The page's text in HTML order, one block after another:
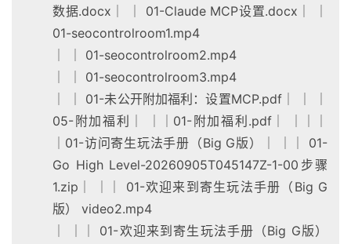
数据.docx│ │ 01-Claude MCP设置.docx│ │
01-seocontrolroom1.mp4
│ │ 01-seocontrolroom2.mp4
│ │ 01-seocontrolroom3.mp4
│ │ 01-未公开附加福利：设置MCP.pdf│ │ │
05-附加福利│ ││01-附加福利.pdf│ │││
│01-访问寄生玩法手册（Big G版）│ ││ 01-
Go High Level-20260905T045147Z-1-00步骤
1.zip│ ││ 01-欢迎来到寄生玩法手册（Big G
版） video2.mp4
│ ││ 01-欢迎来到寄生玩法手册（Big G版）